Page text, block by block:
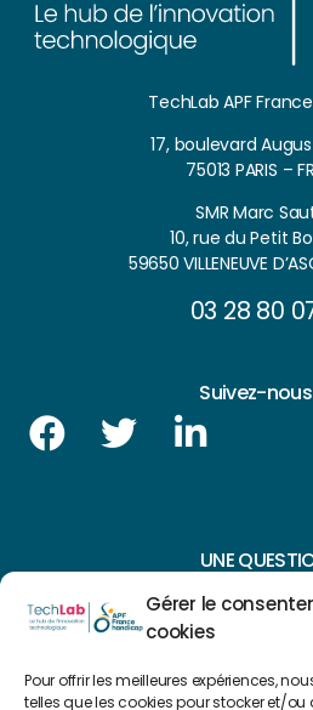
Gérer le
cookies
Pour offrir les meilleures expériences,
telles que les cookies pour stocker et/
TechLab APF
17, boulevard
75013 PARIS –
SMR Marc
10, rue du Petit
59650 VILLENEUVE
03 28 80
Suivez-
UNE
CONTACTEZ-
NAVIGUER SUR